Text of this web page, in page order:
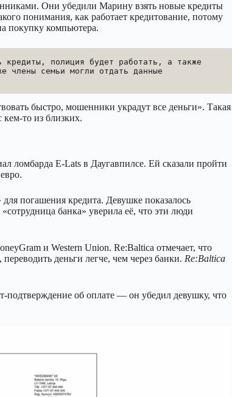
Они убедили Марину взять новые кредиты
понимания, как работает кредитование, потому
покупку компьютера.
кредиты, полиция будет работать, а также
члены семьи могли отдать данные
быстро, мошенники украдут все деньги». Такая
то из близких.
ломбарда E-Lats в Даугавпилсе. Ей сказали пройти
погашения кредита. Девушке показалось
банка» уверила её, что эти люди
и Western Union. Re:Baltica отмечает, что
деньги легче, чем через банки. Re:Baltica
об оплате — он убедил девушку, что